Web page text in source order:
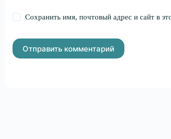
Сохранить имя, почтовый адрес и сайт в
Отправить комментарий